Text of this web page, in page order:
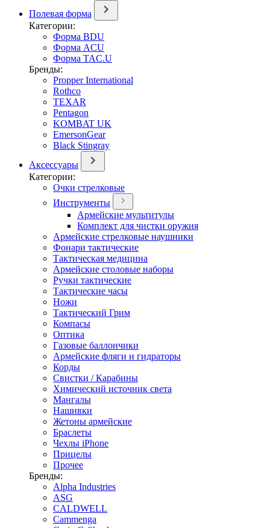
Полевая форма
Категории:
Форма BDU
Форма ACU
Форма TAC.U
Бренды:
Propper International
Rothco
TEXAR
Pentagon
KOMBAT UK
EmersonGear
Black Stingray
Аксессуары
Категории:
Очки стрелковые
Инструменты
Армейские мультитулы
Комплект для чистки оружия
Армейские стрелковые наушники
Фонари тактические
Тактическая медицина
Армейские столовые наборы
Ручки тактические
Тактические часы
Ножи
Тактический Грим
Компасы
Оптика
Газовые баллончики
Армейские фляги и гидраторы
Корды
Свистки / Карабины
Химический источник света
Мангалы
Нашивки
Жетоны армейские
Браслеты
Чехлы iPhone
Прицелы
Прочее
Бренды:
Alpha Industries
ASG
CALDWELL
Cammenga